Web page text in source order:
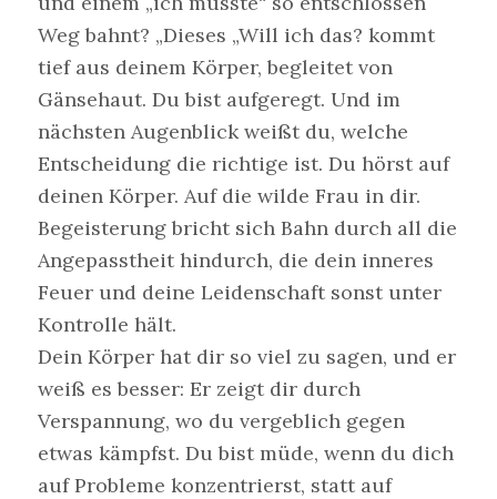
Weg bahnt? „Dieses „Will ich das? kommt
tief aus deinem Körper, begleitet von
Gänsehaut. Du bist aufgeregt. Und im
nächsten Augenblick weißt du, welche
Entscheidung die richtige ist. Du hörst auf
deinen Körper. Auf die wilde Frau in dir.
Begeisterung bricht sich Bahn durch all die
Angepasstheit hindurch, die dein inneres
Feuer und deine Leidenschaft sonst unter
Kontrolle hält.
Dein Körper hat dir so viel zu sagen, und er
weiß es besser: Er zeigt dir durch
Verspannung, wo du vergeblich gegen
etwas kämpfst. Du bist müde, wenn du dich
auf Probleme konzentrierst, statt auf